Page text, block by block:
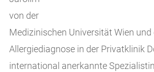
von der
Medizinischen Universität Wien und
Allergiediagnose in der Privatklinik
international anerkannte